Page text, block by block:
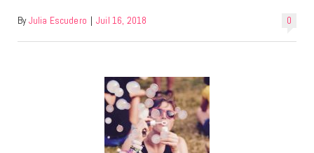
0
By Julia Escudero | Juil 16, 2018